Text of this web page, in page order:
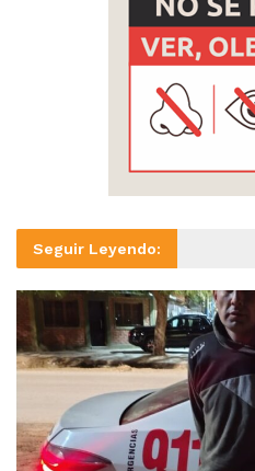
Seguir Leyendo: